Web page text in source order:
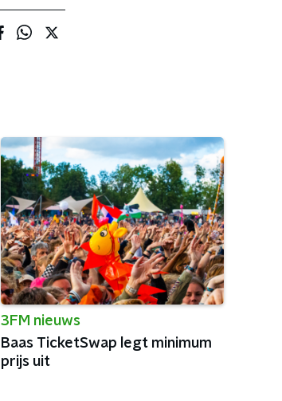
3FM nieuws
Baas TicketSwap legt minimum
prijs uit